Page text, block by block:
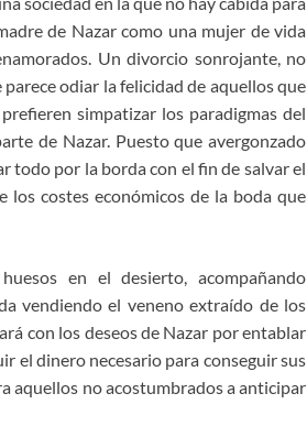
de Nazar como una mujer de vida
Un divorcio sonrojante, no
odiar la felicidad de aquellos que
simpatizar los paradigmas del
de Nazar. Puesto que avergonzado
todo por la borda con el fin de salvar el
los costes económicos de la boda que
en el desierto, acompañando
vendiendo el veneno extraído de los
con los deseos de Nazar por entablar
el dinero necesario para conseguir sus
aquellos no acostumbrados a anticipar